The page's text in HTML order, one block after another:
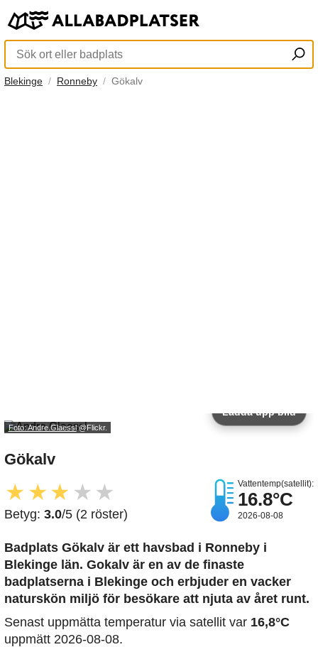
Blekinge Ronneby Gökalv
Foto: Andre.Glaessl@Flickr.
Ladda upp bild
Gökalv
★ ★★ ★ ★
Betyg: 3.0/5 (2 röster)
Vattentemp(satellit):
16.8°C
2026-08-08
Badplats Gökalv är ett havsbad i Ronneby i
Blekinge län. Gokalv är en av de finaste
badplatserna i Blekinge och erbjuder en vacker
naturskön miljö för besökare att njuta av året runt.
Senast uppmätta temperatur via satellit var 16,8°C
uppmätt 2026-08-08.